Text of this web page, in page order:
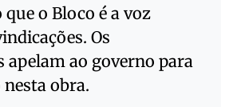
o Bloco é a voz
Os
apelam ao governo para
obra.